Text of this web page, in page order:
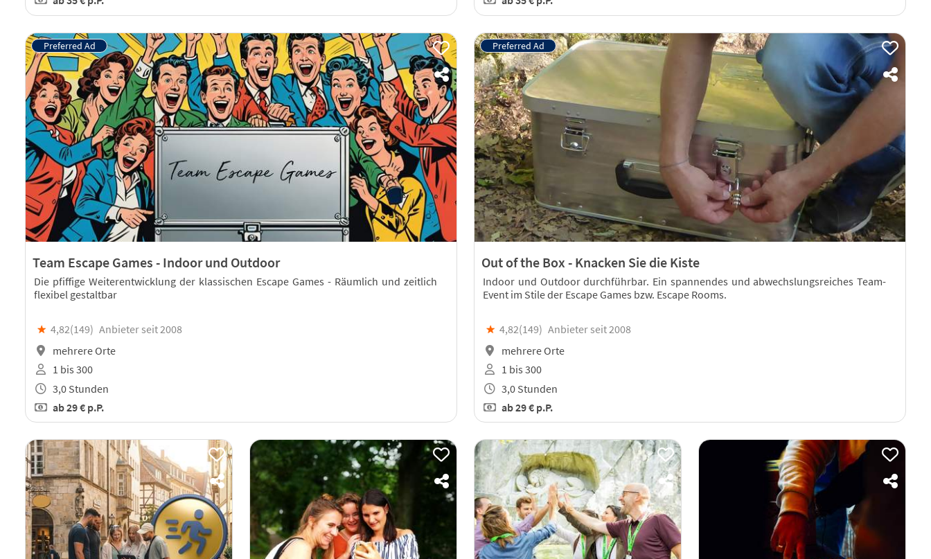
Team Escape Games - Indoor und Outdoor
Die pfiffige Weiterentwicklung der klassischen Escape Games - Räumlich und zeitlich
flexibel gestaltbar
★ 4,82(149) Anbieter seit 2008
mehrere Orte
1 bis 300
3,0 Stunden
ab29 € p.P.
Out of the Box - Knacken Sie die Kiste
Indoor und Outdoor durchführbar. Ein spannendes und abwechslungsreiches Team-
Event im Stile der Escape Games bzw. Escape Rooms.
★ 4,82(149) Anbieter seit 2008
mehrere Orte
1 bis 300
3,0 Stunden
ab29 € p.P.